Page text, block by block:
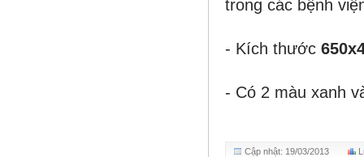
trong các bệnh
- Kích thước
- Có 2 màu xanh
Cập nhật: 19/03/2013